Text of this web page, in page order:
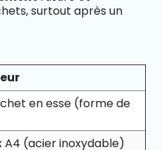
surtout après un
en esse (forme de
A4 (acier inoxydable)